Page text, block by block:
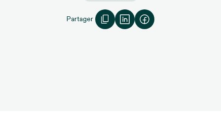
Partager